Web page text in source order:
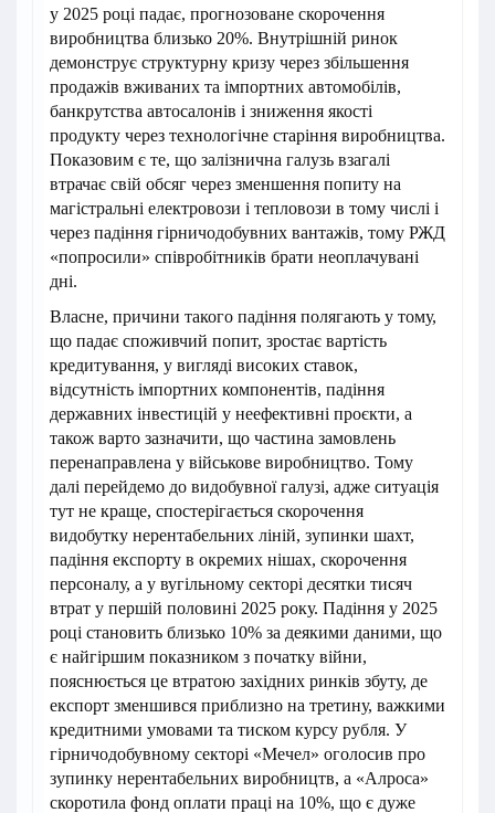
у 2025 році падає, прогнозоване скорочення
виробництва близько 20%. Внутрішній ринок
демонструє структурну кризу через збільшення
продажів вживаних та імпортних автомобілів,
банкрутства автосалонів і зниження якості
продукту через технологічне старіння виробництва.
Показовим є те, що залізнична галузь взагалі
втрачає свій обсяг через зменшення попиту на
магістральні електровози і тепловози в тому числі і
через падіння гірничодобувних вантажів, тому РЖД
«попросили» співробітників брати неоплачувані
дні.
Власне, причини такого падіння полягають у тому,
що падає споживчий попит, зростає вартість
кредитування, у вигляді високих ставок,
відсутність імпортних компонентів, падіння
державних інвестицій у неефективні проєкти, а
також варто зазначити, що частина замовлень
перенаправлена у військове виробництво. Тому
далі перейдемо до видобувної галузі, адже ситуація
тут не краще, спостерігається скорочення
видобутку нерентабельних ліній, зупинки шахт,
падіння експорту в окремих нішах, скорочення
персоналу, а у вугільному секторі десятки тисяч
втрат у першій половині 2025 року. Падіння у 2025
році становить близько 10% за деякими даними, що
є найгіршим показником з початку війни,
пояснюється це втратою західних ринків збуту, де
експорт зменшився приблизно на третину, важкими
кредитними умовами та тиском курсу рубля. У
гірничодобувному секторі «Мечел» оголосив про
зупинку нерентабельних виробництв, а «Алроса»
скоротила фонд оплати праці на 10%, що є дуже